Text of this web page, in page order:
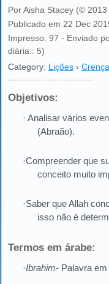
Por Aisha Stacey (©
Publicado em 22 Dec
Impresso: 97 - Enviado
diária:: 5)
Category: Lições ›
Objetivos:
· Analisar vários
(Abraão).
·Compreender que
conceito muito
·Saber que Allah
isso não é
Termos em árabe:
·Ibrahim- Palavra em